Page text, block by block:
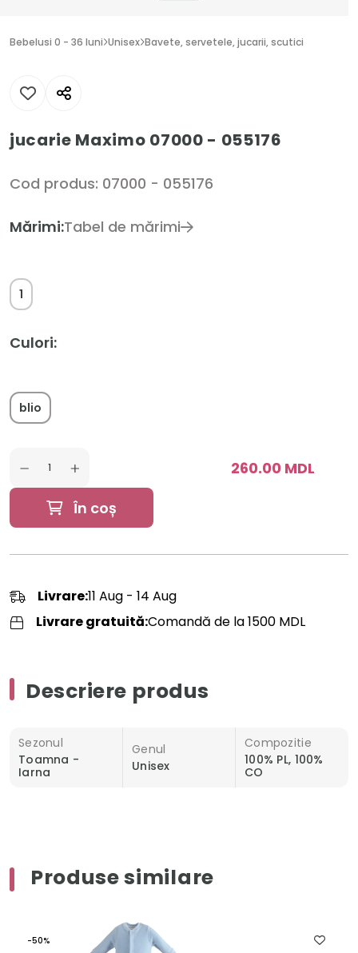
Bebelusi 0 - 36 luni Unisex Bavete, servetele, jucarii, scutici
jucarie Maximo 07000 - 055176
Cod produs: 07000 - 055176
Mărimi:Tabel de mărimi
1
Culori:
blio
260.00 MDL
În coș
Livrare:11 Aug - 14 Aug
Livrare gratuită:Comandă de la 1500 MDL
Descriere produs
Sezonul
Toamna -
Iarna
Genul
Unisex
Compozitie
100% PL, 100%
CO
Produse similare
-50%